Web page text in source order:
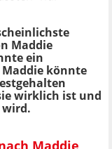
Maddie
ein
könnte
wirklich ist und
Maddie